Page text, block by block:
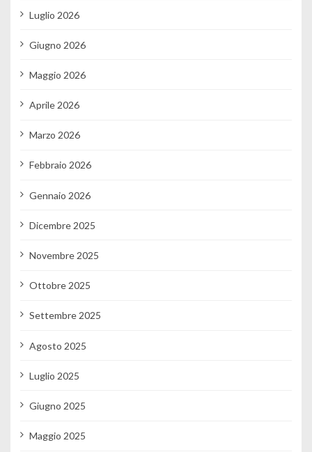
Luglio 2026
Giugno 2026
Maggio 2026
Aprile 2026
Marzo 2026
Febbraio 2026
Gennaio 2026
Dicembre 2025
Novembre 2025
Ottobre 2025
Settembre 2025
Agosto 2025
Luglio 2025
Giugno 2025
Maggio 2025